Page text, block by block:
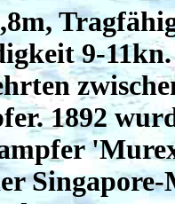
9-11kn.
1892